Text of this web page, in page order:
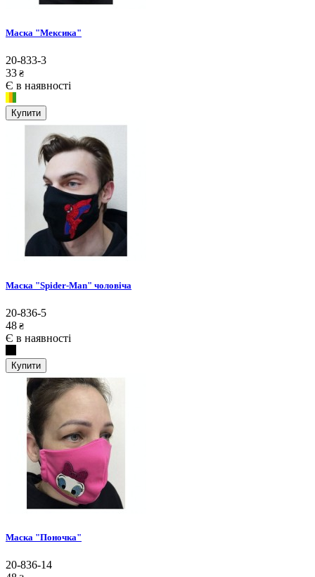
Маска "Мексика"
20-833-3
33 ₴
Є в наявності
Купити
Маска "Spider-Man" чоловіча
20-836-5
48 ₴
Є в наявності
Купити
Маска "Поночка"
20-836-14